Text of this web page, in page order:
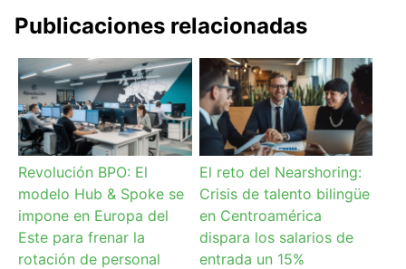
Publicaciones relacionadas
Revolución BPO: El
modelo Hub & Spoke se
impone en Europa del
Este para frenar la
rotación de personal
El reto del Nearshoring:
Crisis de talento bilingüe
en Centroamérica
dispara los salarios de
entrada un 15%